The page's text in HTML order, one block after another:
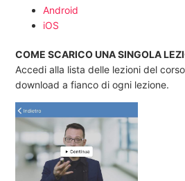
Android
iOS
COME SCARICO UNA SINGOLA
Accedi alla lista delle lezioni del
download a fianco di ogni lezione.